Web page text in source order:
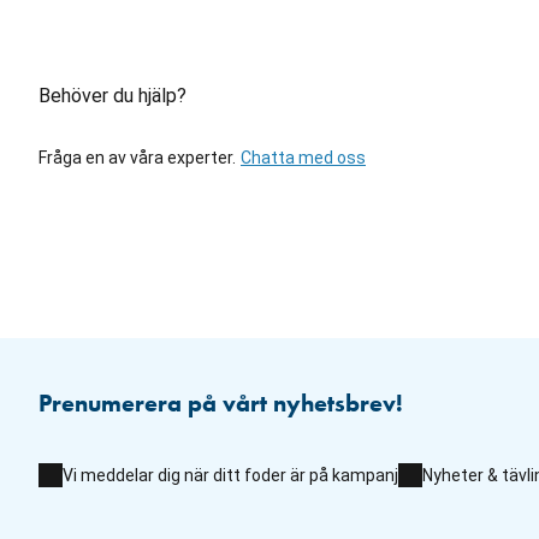
Behöver du hjälp?
Fråga en av våra experter. Chatta med oss
Prenumerera på vårt nyhetsbrev!
Vi meddelar dig när ditt foder är på kampanj Nyheter &